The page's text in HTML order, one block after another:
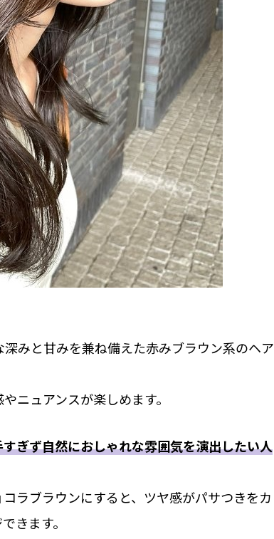
みと甘みを兼ね備えた赤みブラウン系のヘア
ニュアンスが楽しめます。
ぎず自然におしゃれな雰囲気を演出したい人
ラブラウンにすると、ツヤ感がパサつきをカ
きます。